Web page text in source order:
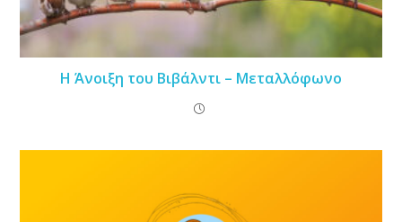
Η Άνοιξη του Βιβάλντι – Μεταλλόφωνο